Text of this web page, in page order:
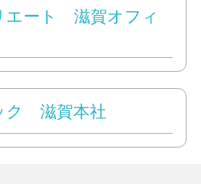
エート 滋賀オフィ
ク 滋賀本社